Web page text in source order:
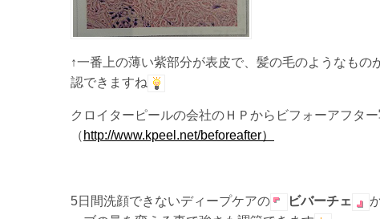
↑一番上の薄い紫部分が表皮で、髪の毛のようなも
認できますね
クロイターピールの会社のＨＰからビフォーアフタ
（ http://www.kpeel.net/beforeafter）
5日間洗顔できないディープケアの ビバーチェ